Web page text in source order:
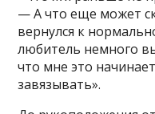
— А что еще может
вернулся к
любитель немного
что мне это
завязывать».